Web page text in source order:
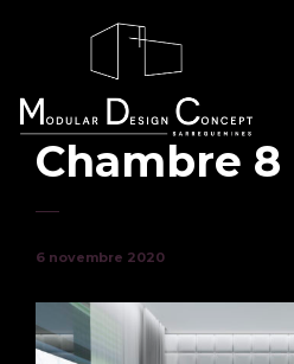
Chambre 8
6 novembre 2020